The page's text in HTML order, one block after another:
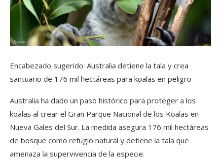
Encabezado sugerido: Australia detiene la tala y crea
santuario de 176 mil hectáreas para koalas en peligro
Australia ha dado un paso histórico para proteger a los
koalas al crear el Gran Parque Nacional de los Koalas en
Nueva Gales del Sur. La medida asegura 176 mil hectáreas
de bosque como refugio natural y detiene la tala que
amenaza la supervivencia de la especie.